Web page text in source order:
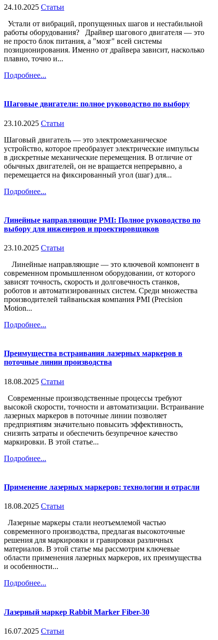
24.10.2025 Статьи
Устали от вибраций, пропущенных шагов и нестабильной
работы оборудования? Драйвер шагового двигателя — это
не просто блок питания, а "мозг" всей системы
позиционирования. Именно от драйвера зависит, насколько
плавно, точно и...
Подробнее...
Шаговые двигатели: полное руководство по выбору
23.10.2025 Статьи
Шаговый двигатель — это электромеханическое
устройство, которое преобразует электрические импульсы
в дискретные механические перемещения. В отличие от
обычных двигателей, он не вращается непрерывно, а
перемещается на фиксированный угол (шаг) для...
Подробнее...
Линейные направляющие PMI: Полное руководство по
выбору для инженеров и проектировщиков
23.10.2025 Статьи
Линейные направляющие — это ключевой компонент в
современном промышленном оборудовании, от которого
зависят точность, скорость и долговечность станков,
роботов и автоматизированных систем. Среди множества
производителей тайваньская компания PMI (Precision
Motion...
Подробнее...
Преимущества встраивания лазерных маркеров в
поточные линии производства
18.08.2025 Статьи
Современные производственные процессы требуют
высокой скорости, точности и автоматизации. Встраивание
лазерных маркеров в поточные линии позволяет
предприятиям значительно повысить эффективность,
снизить затраты и обеспечить безупречное качество
маркировки. В этой статье...
Подробнее...
Применение лазерных маркеров: технологии и отрасли
18.08.2025 Статьи
Лазерные маркеры стали неотъемлемой частью
современного производства, предлагая высокоточные
решения для маркировки и гравировки различных
материалов. В этой статье мы рассмотрим ключевые
области применения лазерных маркеров, их преимущества
и особенности...
Подробнее...
Лазерный маркер Rabbit Marker Fiber-30
16.07.2025 Статьи